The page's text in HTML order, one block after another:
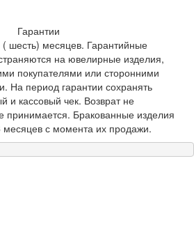
Гарантии
шесть) месяцев. Гарантийные
на ювелирные изделия,
покупателями или сторонними
На период гарантии сохранять
и кассовый чек. Возврат не
принимается. Бракованные изделия
с момента их продажи.